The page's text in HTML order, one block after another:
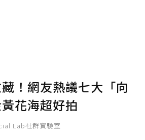
！網友熱議七大「向
花海超好拍
Lab社群實驗室